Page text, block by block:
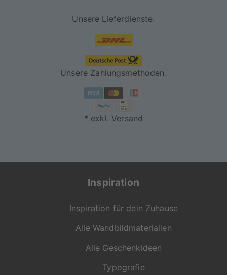
Unsere Lieferdienste.
Unsere Zahlungsmethoden.
* exkl. Versand
Inspiration
Inspiration für dein Zuhause
Alle Wandbildmaterialien
Alle Geschenkideen
Typografie